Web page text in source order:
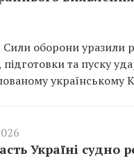
оборони уразили
підготовки та пуску
українському
Україні судно